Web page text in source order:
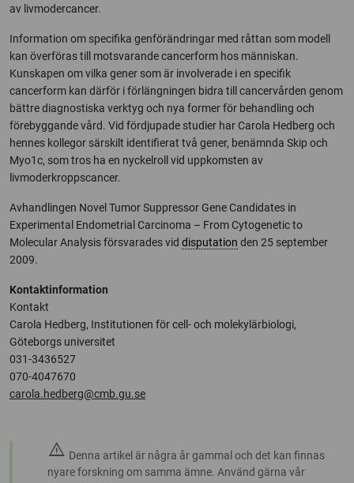
av livmodercancer.
Information om specifika genförändringar med råttan som modell
kan överföras till motsvarande cancerform hos människan.
Kunskapen om vilka gener som är involverade i en specifik
cancerform kan därför i förlängningen bidra till cancervården genom
bättre diagnostiska verktyg och nya former för behandling och
förebyggande vård. Vid fördjupade studier har Carola Hedberg och
hennes kollegor särskilt identifierat två gener, benämnda Skip och
Myo1c, som tros ha en nyckelroll vid uppkomsten av
livmoderkroppscancer.
Avhandlingen Novel Tumor Suppressor Gene Candidates in
Experimental Endometrial Carcinoma – From Cytogenetic to
Molecular Analysis försvarades vid disputation den 25 september
2009.
Kontaktinformation
Kontakt
Carola Hedberg, Institutionen för cell- och molekylärbiologi,
Göteborgs universitet
031-3436527
070-4047670
carola.hedberg@cmb.gu.se
warning Denna artikel är några år gammal och det kan finnas
nyare forskning om samma ämne. Använd gärna vår